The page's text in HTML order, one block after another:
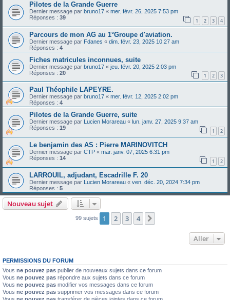
Pilotes de la Grande Guerre
Dernier message par bruno17 « mer. févr. 26, 2025 7:53 pm
Réponses : 39 1 2 3 4
Parcours de mon AG au 1°Groupe d'aviation.
Dernier message par Fdanes « dim. févr. 23, 2025 10:27 am
Réponses : 4
Fiches matricules inconnues, suite
Dernier message par bruno17 « jeu. févr. 20, 2025 2:03 pm
Réponses : 20 1 2 3
Paul Théophile LAPEYRE.
Dernier message par bruno17 « mer. févr. 12, 2025 2:02 pm
Réponses : 4
Pilotes de la Grande Guerre, suite
Dernier message par Lucien Morareau « lun. janv. 27, 2025 9:37 am
Réponses : 19 1 2
Le benjamin des AS : Pierre MARINOVITCH
Dernier message par CTP « mar. janv. 07, 2025 6:31 pm
Réponses : 14 1 2
LARROUIL, adjudant, Escadrille F. 20
Dernier message par Lucien Morareau « ven. déc. 20, 2024 7:34 pm
Réponses : 5
Nouveau sujet
99 sujets 1 2 3 4
Aller
PERMISSIONS DU FORUM
Vous ne pouvez pas publier de nouveaux sujets dans ce forum
Vous ne pouvez pas répondre aux sujets dans ce forum
Vous ne pouvez pas modifier vos messages dans ce forum
Vous ne pouvez pas supprimer vos messages dans ce forum